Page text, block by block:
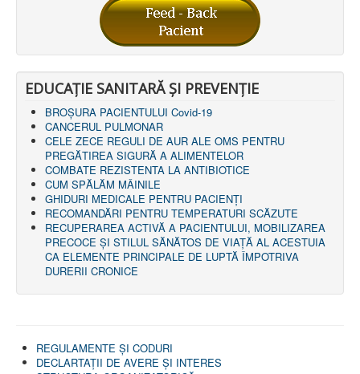
LEGISLAȚIE
ECONOMIC
ACHIZIŢII PUBLICE
BUGET
CONTRACTE C.A.S.
CHELTUIELI
CONSILIU DE ETICĂ
CONTACT
INFORMAŢII CONTACT
RUTE ACCES
RELAȚIA CU MASS-MEDIA
PURTĂTOR DE CUVÂNT
REGULI ACCES MASS-MEDIA
ORAR AUDIENŢE
COMUNICATE
HARTĂ SITE
PROGRAMARE ONLINE
EDUCAȚIE SANITARĂ ȘI PREVENȚIE
BROȘURA PACIENTULUI Covid-19
CANCERUL PULMONAR
CELE ZECE REGULI DE AUR ALE OMS PENTRU
PREGĂTIREA SIGURĂ A ALIMENTELOR
COMBATE REZISTENTA LA ANTIBIOTICE
CUM SPĂLĂM MÂINILE
GHIDURI MEDICALE PENTRU PACIENȚI
RECOMANDĂRI PENTRU TEMPERATURI SCĂZUTE
RECUPERAREA ACTIVĂ A PACIENTULUI, MOBILIZAREA
PRECOCE ȘI STILUL SĂNĂTOS DE VIAȚĂ AL ACESTUIA
CA ELEMENTE PRINCIPALE DE LUPTĂ ÎMPOTRIVA
DURERII CRONICE
REGULAMENTE ŞI CODURI
DECLARTAŢII DE AVERE ȘI INTERES